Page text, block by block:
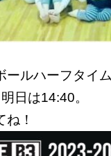
ールハーフタイ
日は14:40。
！